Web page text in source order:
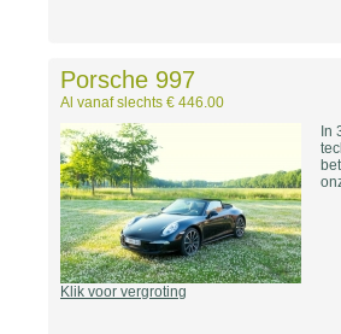
Porsche 997
Al vanaf slechts € 446.00
Klik voor vergroting
In